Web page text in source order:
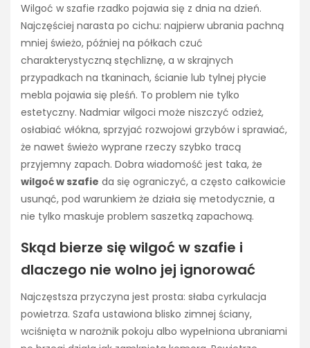
Wilgoć w szafie rzadko pojawia się z dnia na dzień.
Najczęściej narasta po cichu: najpierw ubrania pachną
mniej świeżo, później na półkach czuć
charakterystyczną stęchliznę, a w skrajnych
przypadkach na tkaninach, ścianie lub tylnej płycie
mebla pojawia się pleśń. To problem nie tylko
estetyczny. Nadmiar wilgoci może niszczyć odzież,
osłabiać włókna, sprzyjać rozwojowi grzybów i sprawiać,
że nawet świeżo wyprane rzeczy szybko tracą
przyjemny zapach. Dobra wiadomość jest taka, że
wilgoć w szafie da się ograniczyć, a często całkowicie
usunąć, pod warunkiem że działa się metodycznie, a
nie tylko maskuje problem saszetką zapachową.
Skąd bierze się wilgoć w szafie i
dlaczego nie wolno jej ignorować
Najczęstsza przyczyna jest prosta: słaba cyrkulacja
powietrza. Szafa ustawiona blisko zimnej ściany,
wciśnięta w narożnik pokoju albo wypełniona ubraniami